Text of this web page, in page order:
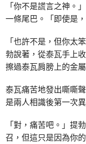
「你不是謊言之神。
一條尾巴。「即使是
「也許不是，但你太
勃說著，從泰瓦手上
擦過泰瓦肩膀上的金屬
泰瓦痛苦地發出嘶嘶
是兩人相識後第一次
「對，痛苦吧。」提
召，但這只是因為你